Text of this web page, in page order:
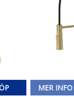
MER INFO